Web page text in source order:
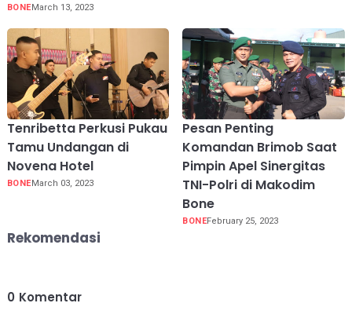
BONEMarch 13, 2023
Tenribetta Perkusi Pukau
Tamu Undangan di
Novena Hotel
BONEMarch 03, 2023
Pesan Penting
Komandan Brimob Saat
Pimpin Apel Sinergitas
TNI-Polri di Makodim
Bone
BONEFebruary 25, 2023
Rekomendasi
0 Komentar